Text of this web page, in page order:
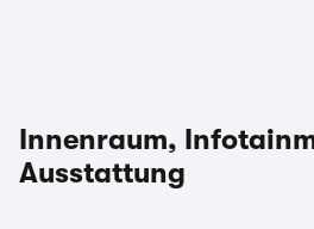
Innenraum,
Ausstattung